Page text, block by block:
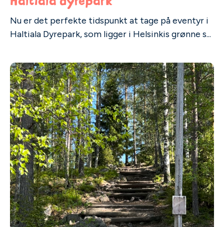
Nu er det perfekte tidspunkt at tage på eventyr i
Haltiala Dyrepark, som ligger i Helsinkis grønne s...